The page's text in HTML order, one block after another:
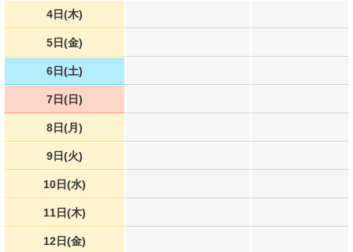
4日(木)
5日(金)
6日(土)
7日(日)
8日(月)
9日(火)
10日(水)
11日(木)
12日(金)